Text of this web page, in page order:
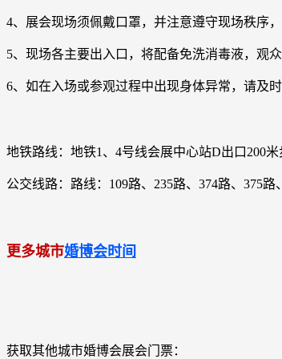
4、展会现场须佩戴口罩，并注意遵守现场秩序
5、现场各主要出入口，将配备免洗消毒液，观
6、如在入场或参观过程中出现身体异常，请及
地铁路线：地铁1、4号线会展中心站D出口200
公交线路：路线：109路、235路、374路、375
更多城市婚博会时间
获取其他城市婚博会展会门票：